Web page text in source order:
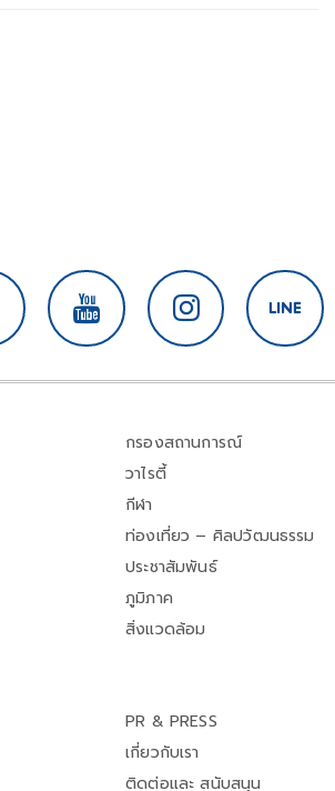
กรองสถานการณ์
วาไรตี้
กีฬา
ท่องเที่ยว – ศิลปวัฒนธรรม
ประชาสัมพันธ์
ภูมิภาค
สิ่งแวดล้อม
PR & PRESS
เกี่ยวกับเรา
ติดต่อและ สนับสนุน